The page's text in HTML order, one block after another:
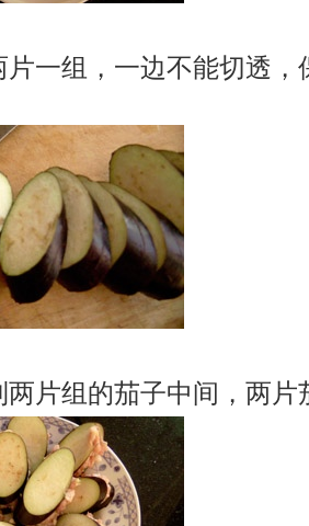
片一组，一边不能切透，
两片组的茄子中间，两片